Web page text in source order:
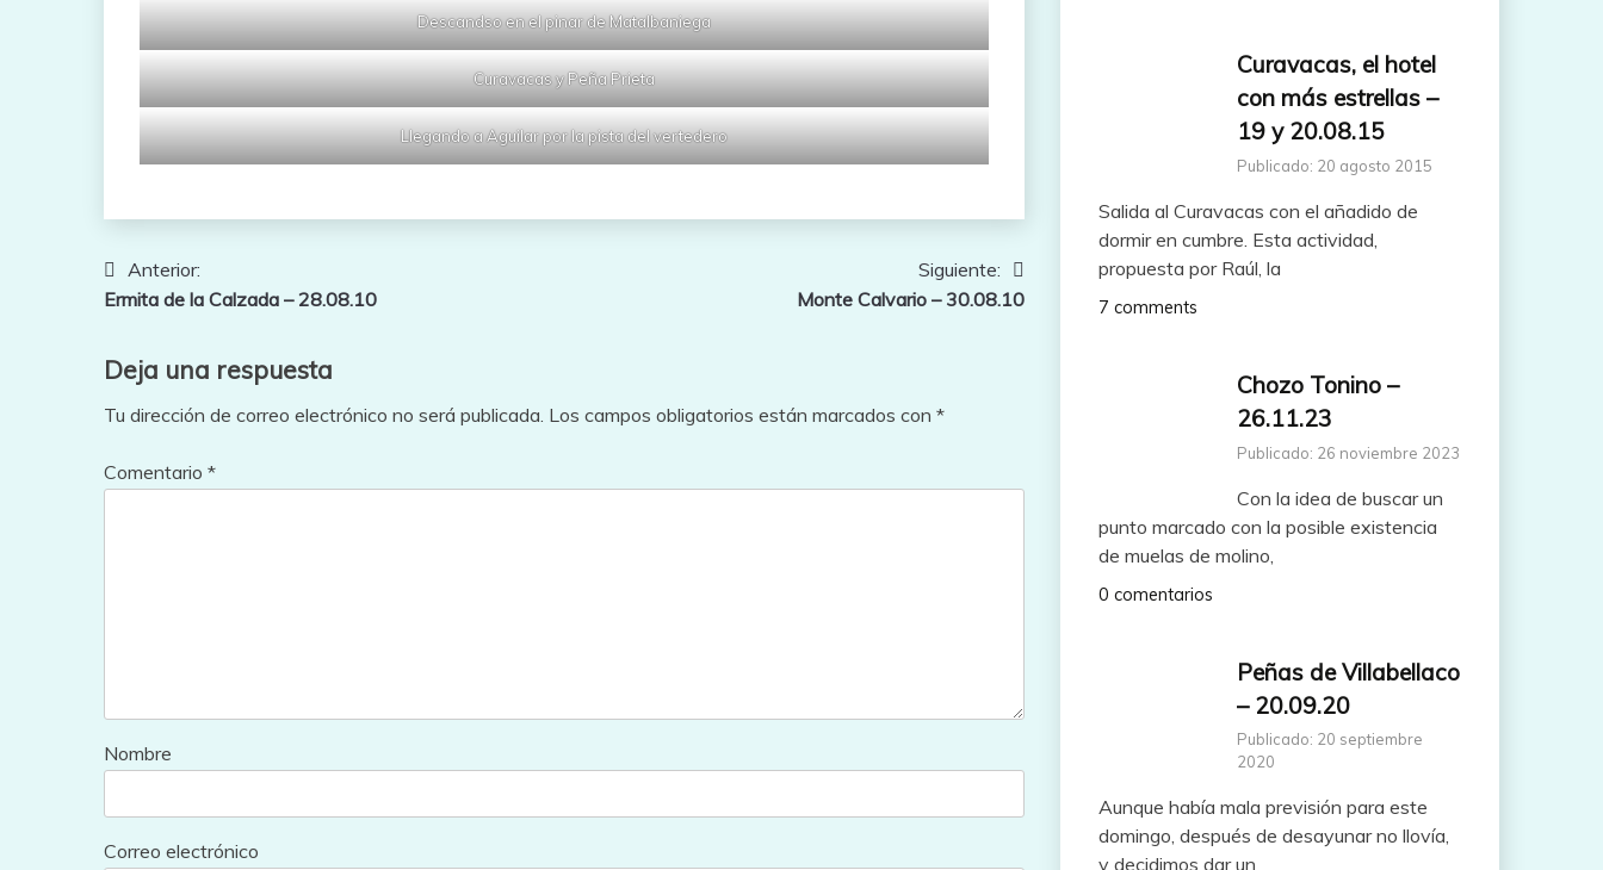
Descandso en el pinar de Matalbaniega
Curavacas y Peña Prieta
Llegando a Aguilar por la pista del vertedero
Navegación
de
entradas
Anterior:
Ermita de la Calzada – 28.08.10
Siguiente:
Monte Calvario – 30.08.10
Deja una respuesta
Tu dirección de correo electrónico no será publicada. Los campos obligatorios están marcados con *
Comentario *
Nombre
Correo electrónico
Curavacas, el hotel
con más estrellas –
19 y 20.08.15
Publicado: 20 agosto 2015
Salida al Curavacas con el añadido de
dormir en cumbre. Esta actividad,
propuesta por Raúl, la
7 comments
Chozo Tonino –
26.11.23
Publicado: 26 noviembre 2023
Con la idea de buscar un
punto marcado con la posible existencia
de muelas de molino,
0 comentarios
Peñas de Villabellaco
– 20.09.20
Publicado: 20 septiembre
2020
Aunque había mala previsión para este
domingo, después de desayunar no llovía,
y decidimos dar un